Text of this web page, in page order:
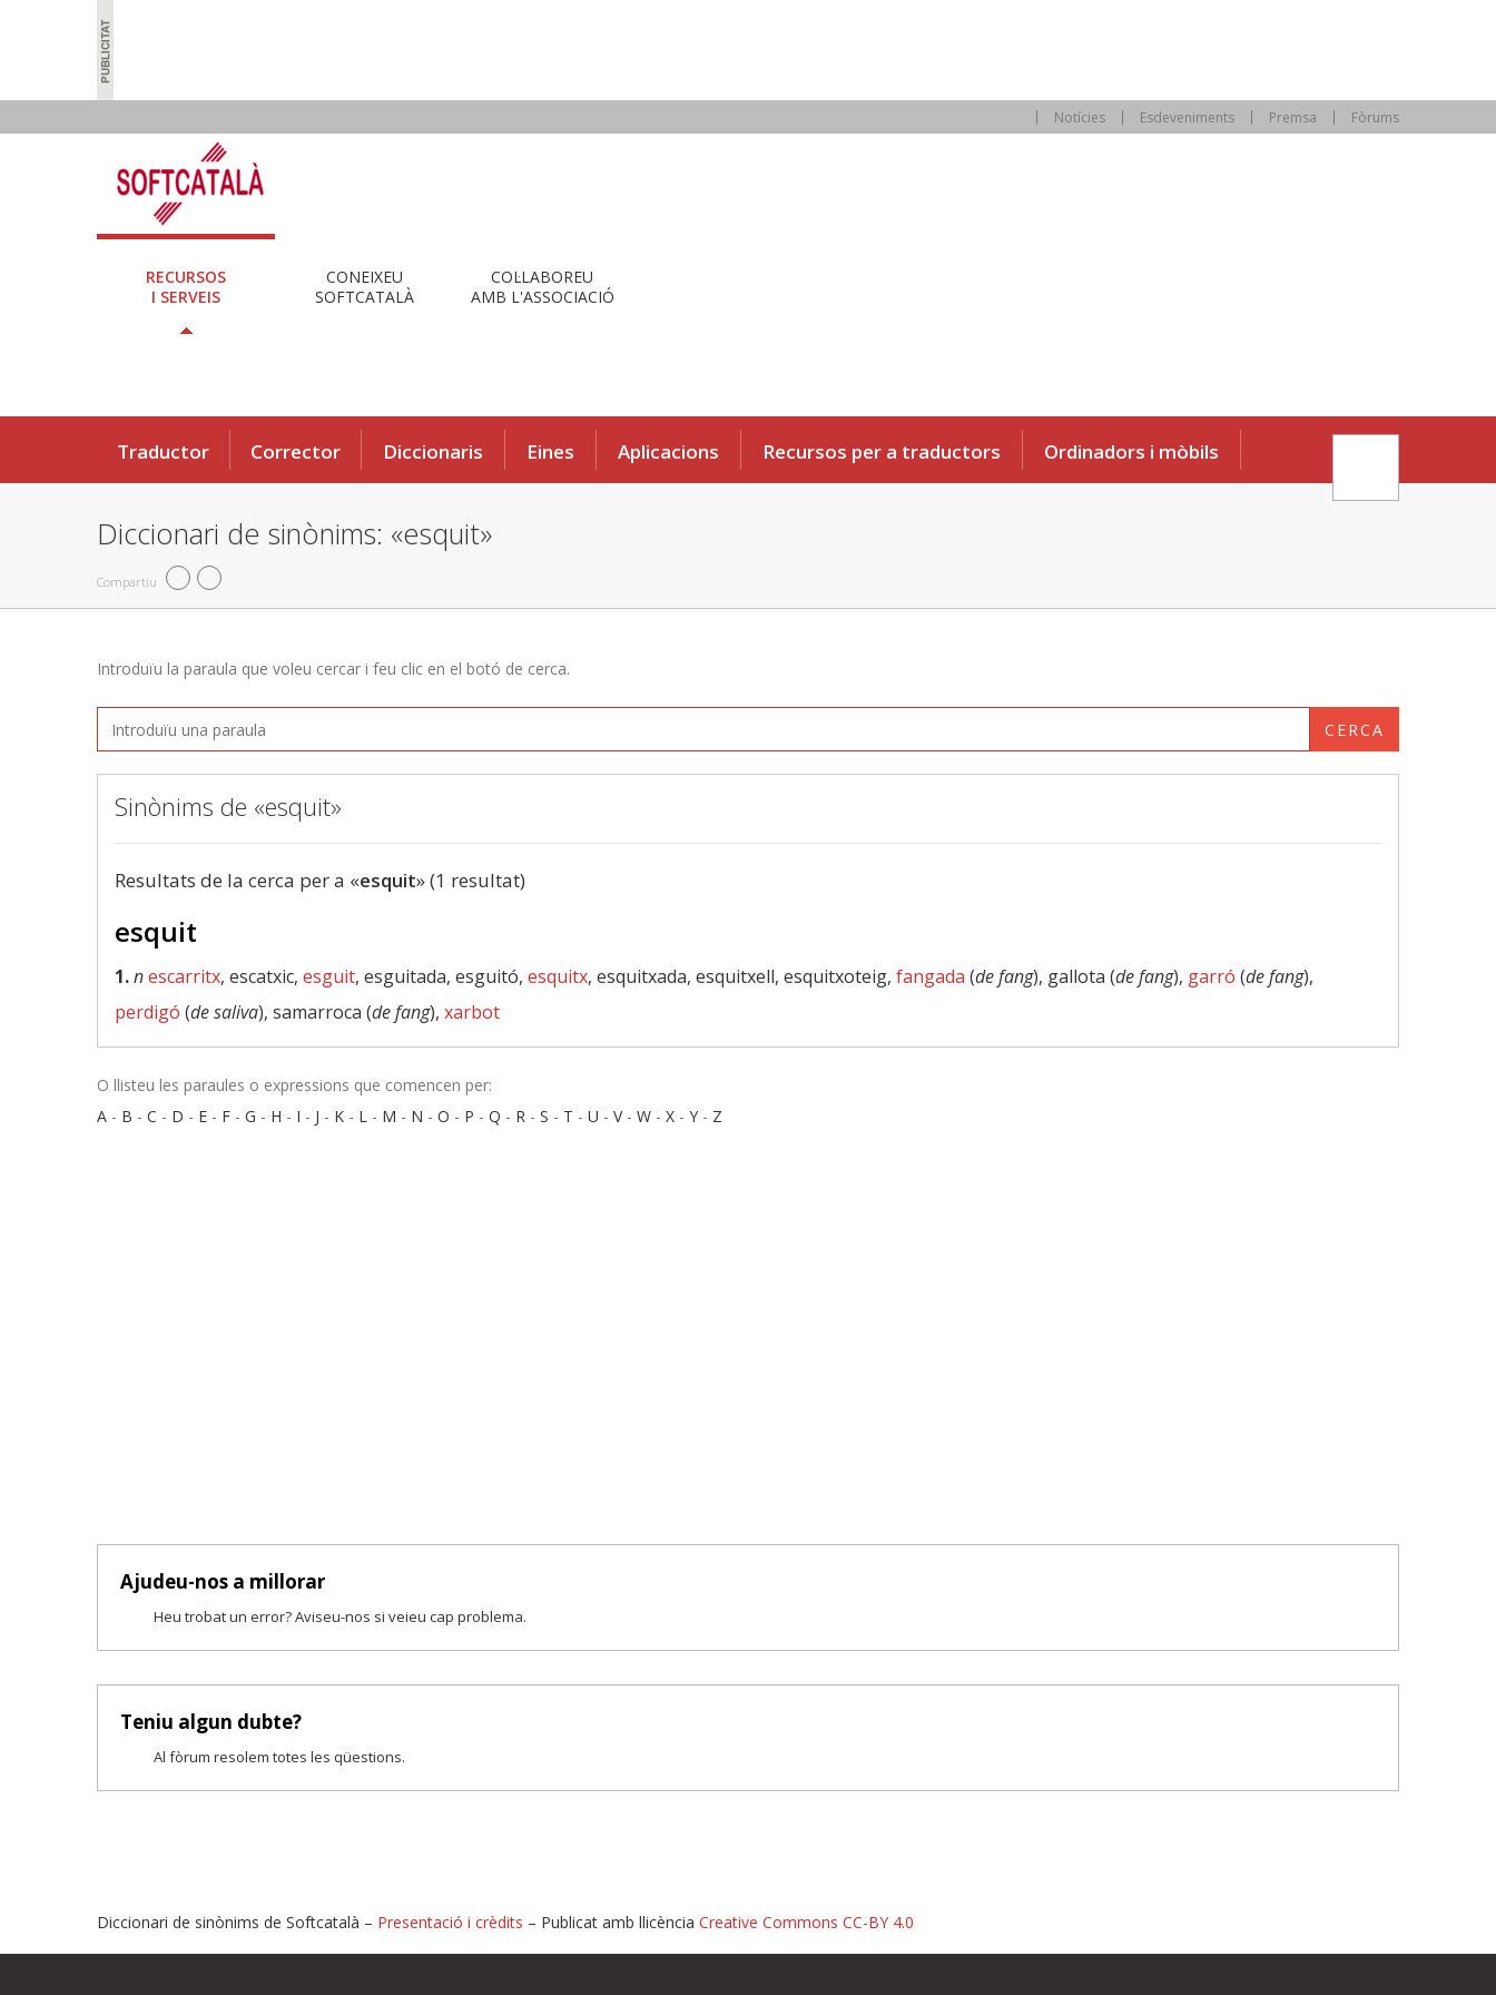
Notícies Esdeveniments Premsa Fòrums
RECURSOS
I SERVEIS
CONEIXEU
SOFTCATALÀ
COL·LABOREU
AMB L'ASSOCIACIÓ
Traductor Corrector Diccionaris Eines Aplicacions Recursos per a traductors Ordinadors i mòbils
Diccionari de sinònims: «esquit»
Compartiu
Introduïu la paraula que voleu cercar i feu clic en el botó de cerca.
CERCA
Sinònims de «esquit»
Resultats de la cerca per a «esquit» (1 resultat)
esquit
1.nescarritx, escatxic, esguit, esguitada, esguitó, esquitx, esquitxada, esquitxell, esquitxoteig, fangada (de fang), gallota (de fang), garró (de fang),
perdigó (de saliva), samarroca (de fang), xarbot
O llisteu les paraules o expressions que comencen per:
A - B - C - D - E - F - G - H - I - J - K - L - M - N - O - P - Q - R - S - T - U - V- W - X - Y - Z
Ajudeu-nos a millorar
Heu trobat un error? Aviseu-nos si veieu cap problema.
Teniu algun dubte?
Al fòrum resolem totes les qüestions.
Diccionari de sinònims de Softcatalà – Presentació i crèdits – Publicat amb llicència Creative Commons CC-BY 4.0